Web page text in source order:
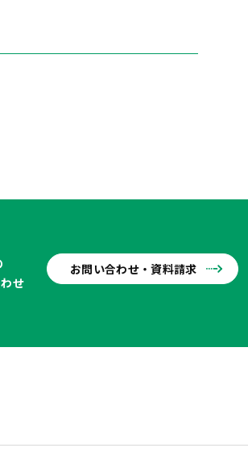
せ
お問い合わせ・資料請求